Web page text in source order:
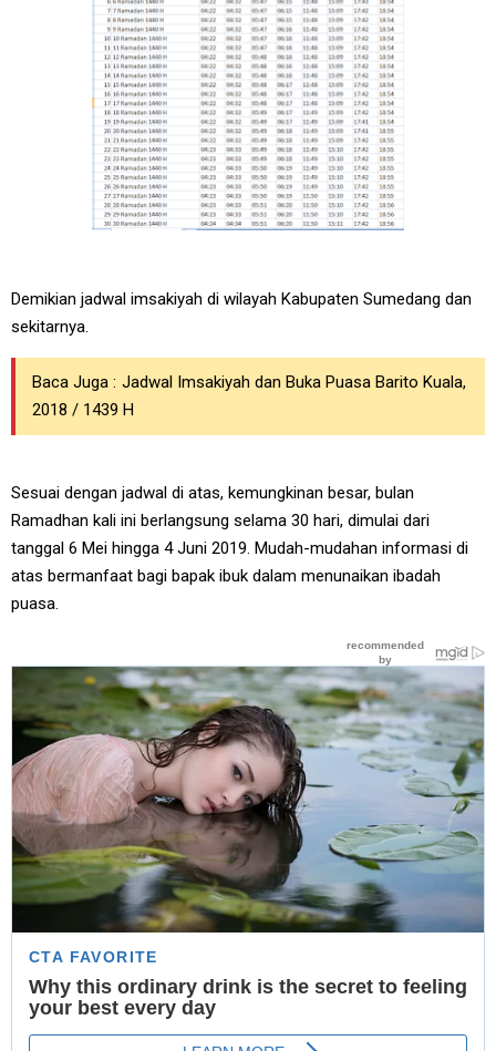
Demikian jadwal imsakiyah di wilayah Kabupaten Sumedang dan
sekitarnya.
Baca Juga : Jadwal Imsakiyah dan Buka Puasa Barito Kuala,
2018 / 1439 H
Sesuai dengan jadwal di atas, kemungkinan besar, bulan
Ramadhan kali ini berlangsung selama 30 hari, dimulai dari
tanggal 6 Mei hingga 4 Juni 2019. Mudah-mudahan informasi di
atas bermanfaat bagi bapak ibuk dalam menunaikan ibadah
puasa.